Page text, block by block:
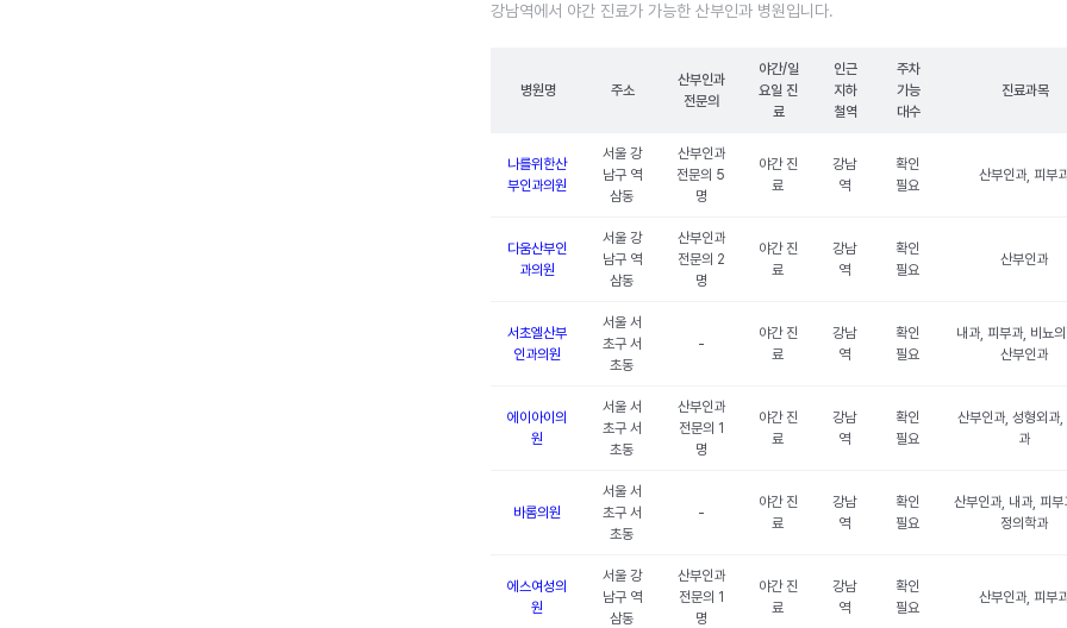
강남역에서 야간 진료가 가능한 산부인과 병원입니다.
병원명 주소
산부인과
전문의
야간/일
요일 진
료
인근
지하
철역
주차
가능
대수
진료과목
나를위한산
부인과의원
서울 강
남구 역
삼동
산부인과
전문의 5
명
야간 진
료
강남
역
확인
필요
산부인과, 피부
다움산부인
과의원
서울 강
남구 역
삼동
산부인과
전문의 2
명
야간 진
료
강남
역
확인
필요
산부인과
서초엘산부
인과의원
서울 서
초구 서
초동
-
야간 진
료
강남
역
확인
필요
내과, 피부과, 비뇨
산부인과
에이아이의
원
서울 서
초구 서
초동
산부인과
전문의 1
명
야간 진
료
강남
역
확인
필요
산부인과, 성형외과,
과
바롬의원
서울 서
초구 서
초동
-
야간 진
료
강남
역
확인
필요
산부인과, 내과, 피부
정의학과
에스여성의
원
서울 강
남구 역
삼동
산부인과
전문의 1
명
야간 진
료
강남
역
확인
필요
산부인과, 피부